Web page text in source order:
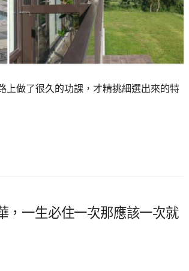
上做了很久的功課，才精挑細選出來的特
，一生必住一次那應該一次就